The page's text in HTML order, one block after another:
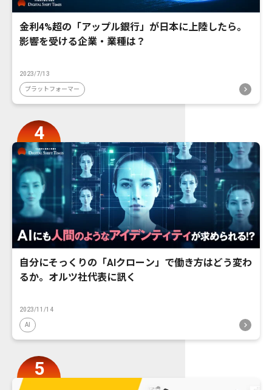
金利4%超の「アップル銀行」が日本に上陸したら。
影響を受ける企業・業種は？
2023/7/13
プラットフォーマー
自分にそっくりの「AIクローン」で働き方はどう変わ
るか。オルツ社代表に訊く
2023/11/14
AI